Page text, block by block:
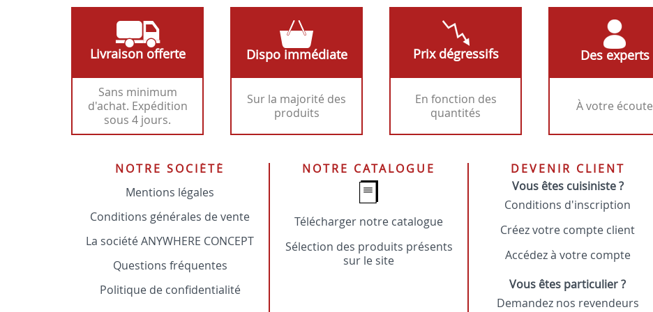
Livraison offerte
Sans minimum
d'achat. Expédition
sous 4 jours.
Dispo immédiate
Sur la majorité des
produits
Prix dégressifs
En fonction des
quantités
Des experts
À votre écoute
NOTRE SOCIÉTÉ
Mentions légales
Conditions générales de vente
La société ANYWHERE CONCEPT
Questions fréquentes
Politique de confidentialité
NOTRE CATALOGUE
Télécharger notre catalogue
Sélection des produits présents
sur le site
DEVENIR CLIENT
Vous êtes cuisiniste ?
Conditions d'inscription
Créez votre compte client
Accédez à votre compte
Vous êtes particulier ?
Demandez nos revendeurs